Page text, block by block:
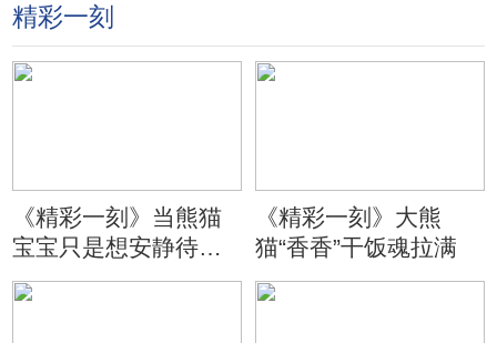
精彩一刻
《精彩一刻》当熊猫
宝宝只是想安静待会
儿
《精彩一刻》大熊
猫“香香”干饭魂拉满